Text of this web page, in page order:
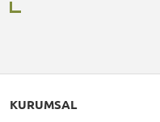
KURUMSAL